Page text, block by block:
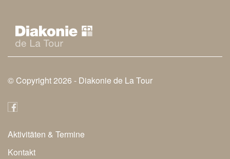
© Copyright 2026 - Diakonie de La Tour
Secondary
Aktivitäten & Termine
Kontakt